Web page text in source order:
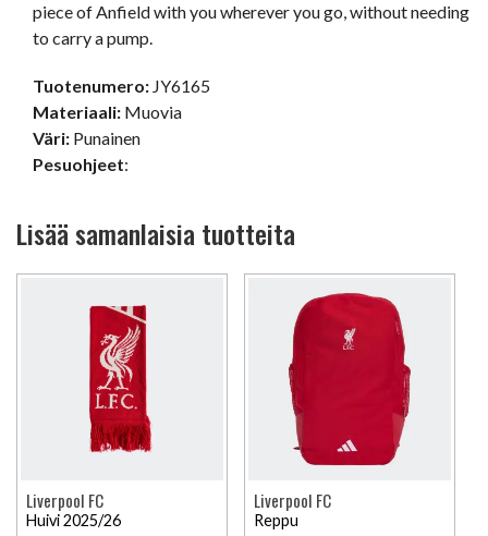
piece of Anfield with you wherever you go, without needing
to carry a pump.
Tuotenumero: JY6165
Materiaali: Muovia
Väri: Punainen
Pesuohjeet:
Lisää samanlaisia tuotteita
Liverpool FC
Huivi 2025/26
Liverpool FC
Reppu